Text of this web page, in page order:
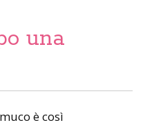
una
è così